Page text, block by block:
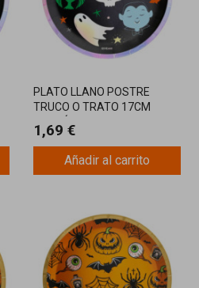
PLATO LLANO POSTRE
TRUCO O TRATO 17CM
1,69 €
Añadir al carrito